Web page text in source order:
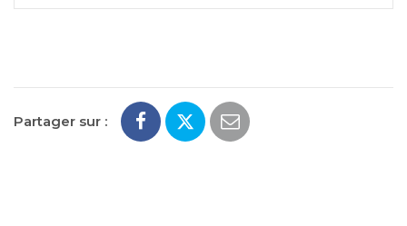
Partager sur :